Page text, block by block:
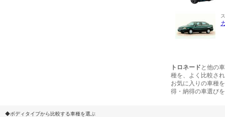
トロネード と他の
種を、よく比較さ
お気に入りの車種
得・納得の車選び
◆ボディタイプから比較する車種を選ぶ